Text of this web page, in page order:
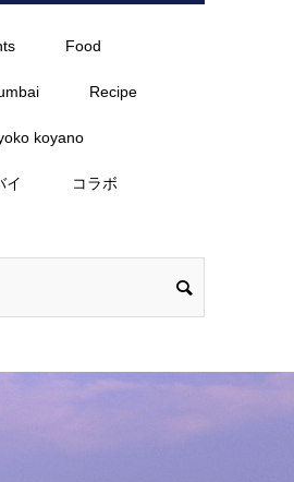
Food
Recipe
koyano
イ コラボ